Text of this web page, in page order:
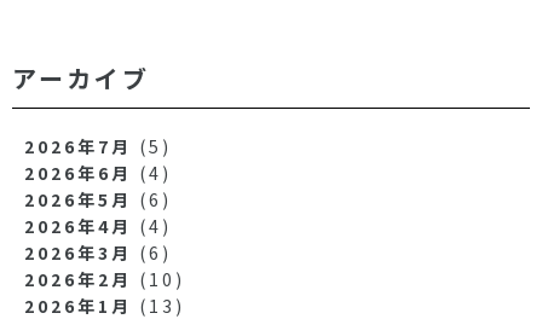
アーカイブ
2026年7月 (5)
2026年6月 (4)
2026年5月 (6)
2026年4月 (4)
2026年3月 (6)
2026年2月 (10)
2026年1月 (13)